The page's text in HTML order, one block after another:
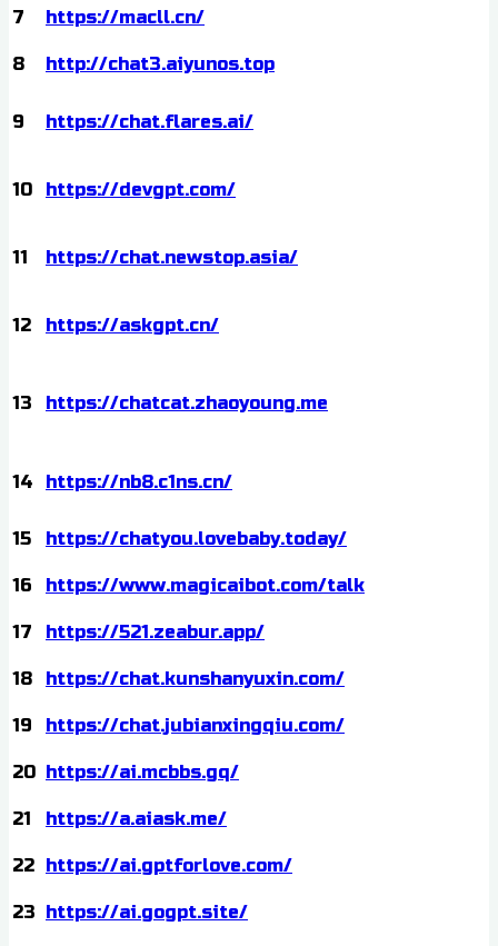
7 https://macll.cn/
8 http://chat3.aiyunos.top
9 https://chat.flares.ai/
10 https://devgpt.com/
11 https://chat.newstop.asia/
12 https://askgpt.cn/
13 https://chatcat.zhaoyoung.me
14 https://nb8.c1ns.cn/
15 https://chatyou.lovebaby.today/
16 https://www.magicaibot.com/talk
17 https://521.zeabur.app/
18 https://chat.kunshanyuxin.com/
19 https://chat.jubianxingqiu.com/
20 https://ai.mcbbs.gq/
21 https://a.aiask.me/
22 https://ai.gptforlove.com/
23 https://ai.gogpt.site/